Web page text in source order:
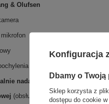
& Olufsen
oraz pracy w poziomie i
nadaje się do:
(obsługa programów
Konfiguracja
Dbamy o
Sklep korzysta z
dostępu do cookie